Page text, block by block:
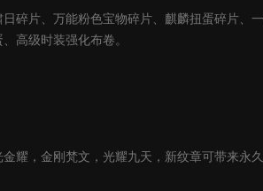
碎片、万能粉色宝物碎片、麒麟扭蛋碎片、
高级时装强化布卷。
耀，金刚梵文，光耀九天，新纹章可带来永